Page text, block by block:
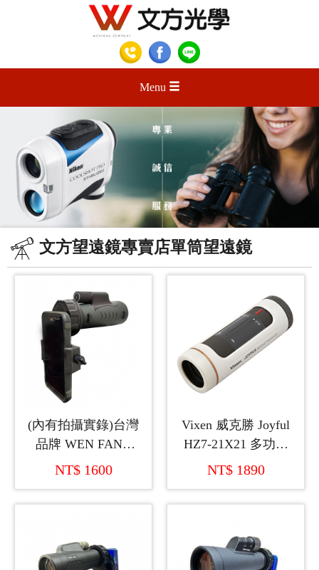
Menu
文方望遠鏡專賣店單筒望遠鏡
(內有拍攝實錄)台灣
品牌 WEN FANG
10x42 充氮氣拍攝單
NT$ 1600
Vixen 威克勝 Joyful
HZ7-21X21 多功能
變倍單筒望遠鏡
NT$ 1890